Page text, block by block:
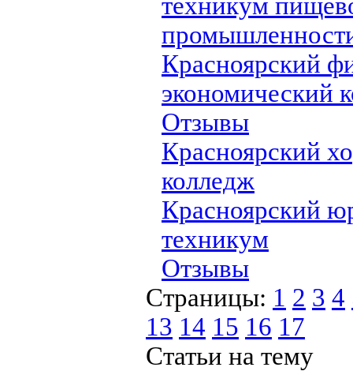
Красноярский
экономический
Отзывы
Красноярский
колледж
Красноярский
техникум
Отзывы
Страницы: 1 2 3 4
13 14 15 16 17
Статьи на тему